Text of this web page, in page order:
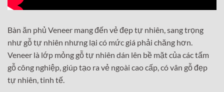
Bàn ăn phủ Veneer mang đến vẻ đẹp tự nhiên, sang trọng
như gỗ tự nhiên nhưng lại có mức giá phải chăng hơn.
Veneer là lớp mỏng gỗ tự nhiên dán lên bề mặt của các tấm
gỗ công nghiệp, giúp tạo ra vẻ ngoài cao cấp, có vân gỗ đẹp
tự nhiên, tinh tế.